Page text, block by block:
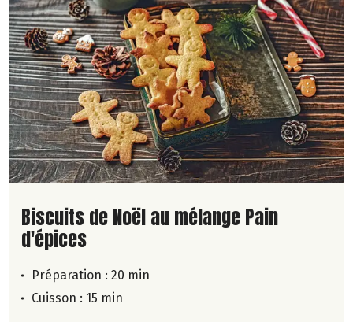
Lire la suite de la recette
Biscuits de Noël au mélange Pain
d'épices
Préparation : 20 min
Cuisson : 15 min